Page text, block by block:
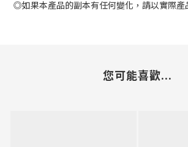
◎如果本產品的副本有任何變化，請以實際產
您可能喜歡...